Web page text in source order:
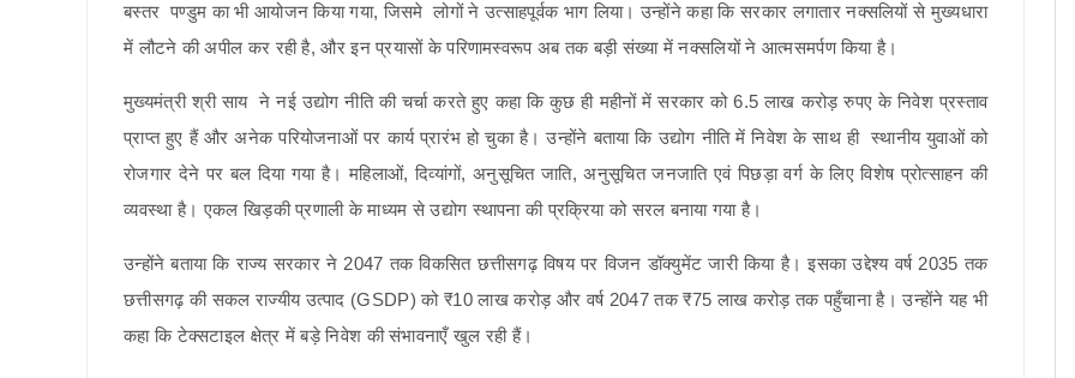
बस्तर पण्डुम का भी आयोजन किया गया, जिसमे लोगों ने उत्साहपूर्वक भाग लिया। उन्होंने कहा कि सरकार लगातार नक्सलियों से मुख्यधारा
में लौटने की अपील कर रही है, और इन प्रयासों के परिणामस्वरूप अब तक बड़ी संख्या में नक्सलियों ने आत्मसमर्पण किया है।
मुख्यमंत्री श्री साय ने नई उद्योग नीति की चर्चा करते हुए कहा कि कुछ ही महीनों में सरकार को 6.5 लाख करोड़ रुपए के निवेश प्रस्ताव
प्राप्त हुए हैं और अनेक परियोजनाओं पर कार्य प्रारंभ हो चुका है। उन्होंने बताया कि उद्योग नीति में निवेश के साथ ही स्थानीय युवाओं को
रोजगार देने पर बल दिया गया है। महिलाओं, दिव्यांगों, अनुसूचित जाति, अनुसूचित जनजाति एवं पिछड़ा वर्ग के लिए विशेष प्रोत्साहन की
व्यवस्था है। एकल खिड़की प्रणाली के माध्यम से उद्योग स्थापना की प्रक्रिया को सरल बनाया गया है।
उन्होंने बताया कि राज्य सरकार ने 2047 तक विकसित छत्तीसगढ़ विषय पर विजन डॉक्युमेंट जारी किया है। इसका उद्देश्य वर्ष 2035 तक
छत्तीसगढ़ की सकल राज्यीय उत्पाद (GSDP) को ₹10 लाख करोड़ और वर्ष 2047 तक ₹75 लाख करोड़ तक पहुँचाना है। उन्होंने यह भी
कहा कि टेक्सटाइल क्षेत्र में बड़े निवेश की संभावनाएँ खुल रही हैं।